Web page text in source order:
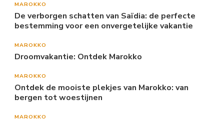
MAROKKO
De verborgen schatten van Saïdia: de perfecte
bestemming voor een onvergetelijke vakantie
MAROKKO
Droomvakantie: Ontdek Marokko
MAROKKO
Ontdek de mooiste plekjes van Marokko: van
bergen tot woestijnen
MAROKKO